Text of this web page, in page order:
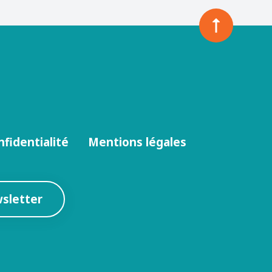
Mentions légales